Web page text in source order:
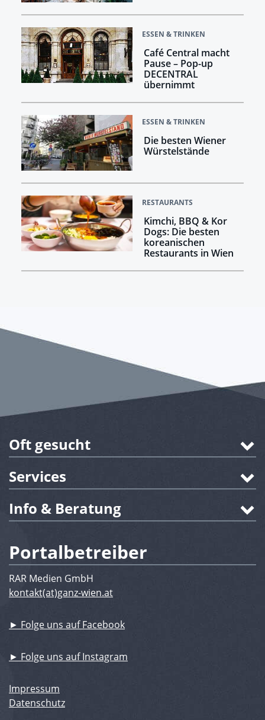
ESSEN & TRINKEN
Café Central macht
Pause – Pop-up
DECENTRAL
übernimmt
ESSEN & TRINKEN
Die besten Wiener
Würstelstände
RESTAURANTS
Kimchi, BBQ & Kor
Dogs: Die besten
koreanischen
Restaurants in Wien
Oft gesucht
Services
Info & Beratung
Portalbetreiber
RAR Medien GmbH
kontakt(at)ganz-wien.at
► Folge uns auf Facebook
► Folge uns auf Instagram
Impressum
Datenschutz